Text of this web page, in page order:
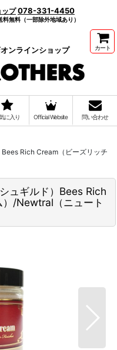
ップ 078-331-4450
無料（一部除外地域あり）
ンラインショップ カート
に入り Official Website 問い合わせ
Rich Cream（ビーズリッチ
ュギルド）Bees Rich
/Newtral（ニュート